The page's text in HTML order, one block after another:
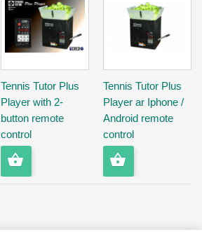
Tennis Tutor Plus
Player with 2-
button remote
control
Tennis Tutor Plus
Player ar Iphone /
Android remote
control